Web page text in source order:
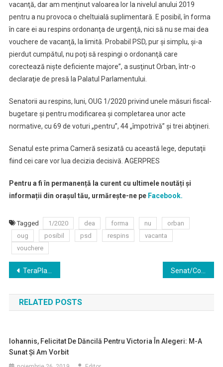
vacanţă, dar am menţinut valoarea lor la nivelul anului 2019
pentru a nu provoca o cheltuială suplimentară. E posibil, în forma
în care ei au respins ordonanţa de urgenţă, nici să nu se mai dea
vouchere de vacanţă, la limită. Probabil PSD, pur şi simplu, şi-a
pierdut cumpătul, nu poţi să respingi o ordonanţă care
corectează nişte deficiente majore”, a susţinut Orban, într-o
declaraţie de presă la Palatul Parlamentului.
Senatorii au respins, luni, OUG 1/2020 privind unele măsuri fiscal-
bugetare şi pentru modificarea şi completarea unor acte
normative, cu 69 de voturi „pentru”, 44 „împotrivă” şi trei abţineri.
Senatul este prima Cameră sesizată cu această lege, deputaţii
fiind cei care vor lua decizia decisivă. AGERPRES
Pentru a fi în permanență la curent cu ultimele noutăți și
informații din orașul tău, urmărește-ne peFacebook.
Tagged 1/2020 dea forma nu
orban
oug
posibil psd respins
vacanta
vouchere
Navigare
în
articole
TeraPlast cel mai mare producator roman de materiale de constructii incheie un contract de market maker cu BRK Financial Group pentru cresterea lichiditatii
RELATED POSTS
Iohannis, Felicitat De Dăncilă Pentru Victoria În Alegeri: M-A
Sunat Şi Am Vorbit